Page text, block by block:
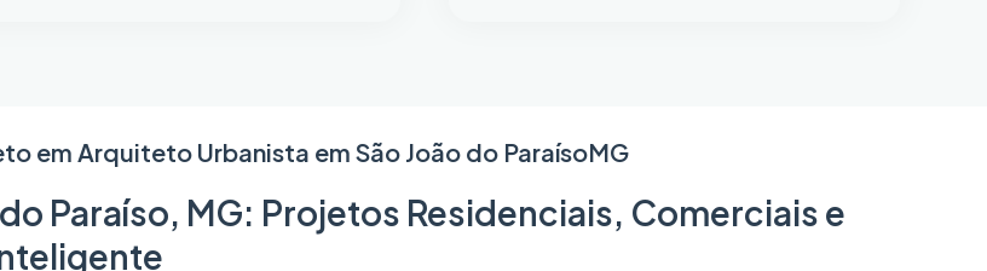
emArquiteto Urbanista em São João do ParaísoMG
Paraíso, MG: Projetos Residenciais, Comerciais e